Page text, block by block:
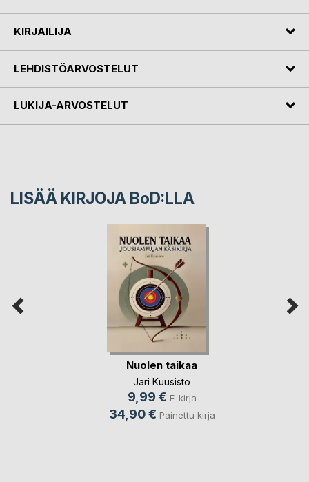
KIRJAILIJA
LEHDISTÖARVOSTELUT
LUKIJA-ARVOSTELUT
LISÄÄ KIRJOJA BoD:LLA
Nuolen taikaa
Jari Kuusisto
9,99 € E-kirja
34,90 € Painettu kirja